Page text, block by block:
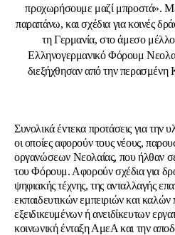
προχωρήσουμε μαζί μπροστά».
παραπάνω, και σχέδια για κοινές
τη Γερμανία, στο άμεσο
Ελληνογερμανικό Φόρουμ
διεξήχθησαν από την
Συνολικά έντεκα προτάσεις για την
οι οποίες αφορούν τους νέους,
οργανώσεων Νεολαίας, που ήλθαν
του Φόρουμ. Αφορούν σχέδια για
ψηφιακής τέχνης, της ανταλλαγής
εκπαιδευτικών εμπειριών και
εξειδικευμένων ή ανειδίκευτων
κοινωνική ένταξη ΑμεΑ και την